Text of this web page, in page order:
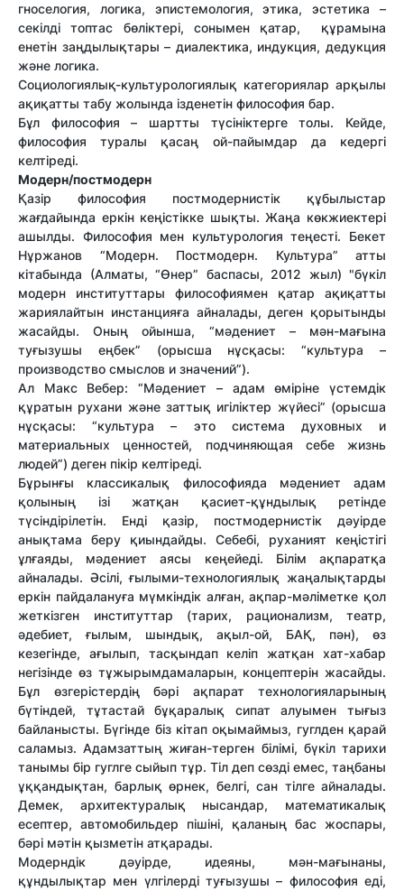
гноселогия, логика, эпистемология, этика, эстетика –
секілді топтас бөліктері, сонымен қатар, құрамына
енетін заңдылықтары – диалектика, индукция, дедукция
және логика.
Социологиялық-культурологиялық категориялар арқылы
ақиқатты табу жолында ізденетін философия бар.
Бұл философия – шартты түсініктерге толы. Кейде,
философия туралы қасаң ой-пайымдар да кедергі
келтіреді.
Модерн/постмодерн
Қазір философия постмодернистік құбылыстар
жағдайында еркін кеңістікке шықты. Жаңа көкжиектері
ашылды. Философия мен культурология теңесті. Бекет
Нұржанов “Модерн. Постмодерн. Культура” атты
кітабында (Алматы, “Өнер” баспасы, 2012 жыл) "бүкіл
модерн институттары философиямен қатар ақиқатты
жариялайтын инстанцияға айналады, деген қорытынды
жасайды. Оның ойынша, “мәдениет – мән-мағына
туғызушы еңбек” (орысша нұсқасы: “культура –
производство смыслов и значений”).
Ал Макс Вебер: “Мәдениет – адам өміріне үстемдік
құратын рухани және заттық игіліктер жүйесі” (орысша
нұсқасы: “культура – это система духовных и
материальных ценностей, подчиняющая себе жизнь
людей”) деген пікір келтіреді.
Бұрынғы классикалық философияда мәдениет адам
қолының ізі жатқан қасиет-құндылық ретінде
түсіндірілетін. Енді қазір, постмодернистік дәуірде
анықтама беру қиындайды. Себебі, руханият кеңістігі
ұлғаяды, мәдениет аясы кеңейеді. Білім ақпаратқа
айналады. Әсілі, ғылыми-технологиялық жаңалықтарды
еркін пайдалануға мүмкіндік алған, ақпар-мәліметке қол
жеткізген институттар (тарих, рационализм, театр,
әдебиет, ғылым, шындық, ақыл-ой, БАҚ, пән), өз
кезегінде, ағылып, тасқындап келіп жатқан хат-хабар
негізінде өз тұжырымдамаларын, концептерін жасайды.
Бұл өзгерістердің бәрі ақпарат технологияларының
бүтіндей, тұтастай бұқаралық сипат алуымен тығыз
байланысты. Бүгінде біз кітап оқымаймыз, гуглден қарай
саламыз. Адамзаттың жиған-терген білімі, бүкіл тарихи
танымы бір гуглге сыйып тұр. Тіл деп сөзді емес, таңбаны
ұққандықтан, барлық өрнек, белгі, сан тілге айналады.
Демек, архитектуралық нысандар, математикалық
есептер, автомобильдер пішіні, қаланың бас жоспары,
бәрі мәтін қызметін атқарады.
Модерндік дәуірде, идеяны, мән-мағынаны,
құндылықтар мен үлгілерді туғызушы – философия еді,